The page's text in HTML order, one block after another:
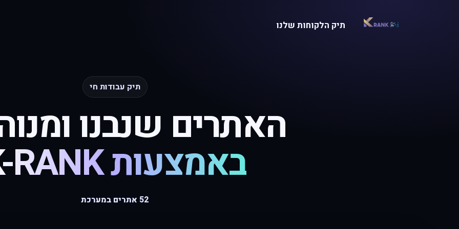
תיק הלקוחות שלנו
תיק עבודות חי
האתרים שנבנו
באמצעות K-RANK
52 אתרים במערכת